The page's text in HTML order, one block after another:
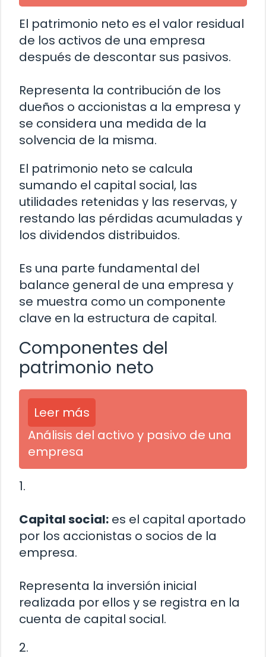
El patrimonio neto es el valor residual
de los activos de una empresa
después de descontar sus pasivos.
Representa la contribución de los
dueños o accionistas a la empresa y
se considera una medida de la
solvencia de la misma.
El patrimonio neto se calcula
sumando el capital social, las
utilidades retenidas y las reservas, y
restando las pérdidas acumuladas y
los dividendos distribuidos.
Es una parte fundamental del
balance general de una empresa y
se muestra como un componente
clave en la estructura de capital.
Componentes del
patrimonio neto
Leer más
Análisis del activo y pasivo de una
empresa
1.
Capital social: es el capital aportado
por los accionistas o socios de la
empresa.
Representa la inversión inicial
realizada por ellos y se registra en la
cuenta de capital social.
2.